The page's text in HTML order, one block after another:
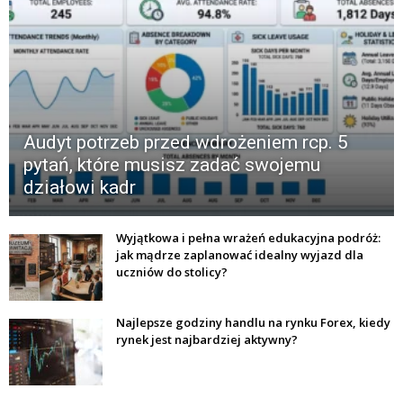
Audyt potrzeb przed wdrożeniem rcp. 5
pytań, które musisz zadać swojemu
działowi kadr
Wyjątkowa i pełna wrażeń edukacyjna podróż:
jak mądrze zaplanować idealny wyjazd dla
uczniów do stolicy?
Najlepsze godziny handlu na rynku Forex, kiedy
rynek jest najbardziej aktywny?